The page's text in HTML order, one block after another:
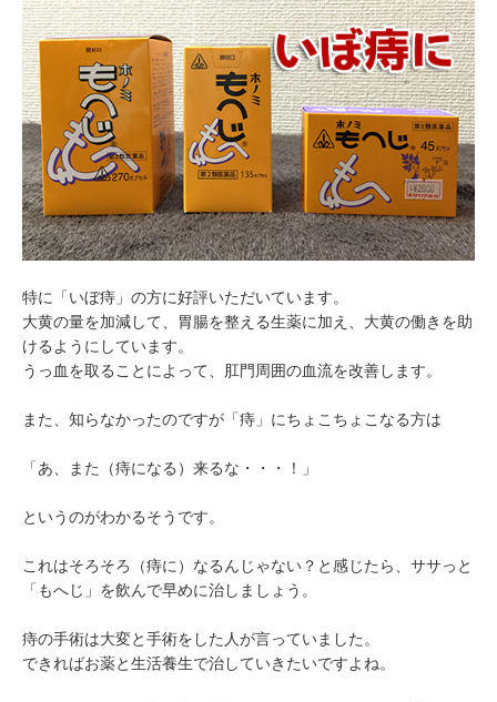
特に「いぼ痔」の方に好評いただいています。
大黄の量を加減して、胃腸を整える生薬に加え、大黄の働きを助
けるようにしています。
うっ血を取ることによって、肛門周囲の血流を改善します。
また、知らなかったのですが「痔」にちょこちょこなる方は
「あ、また（痔になる）来るな・・・！」
というのがわかるそうです。
これはそろそろ（痔に）なるんじゃない？と感じたら、ササっと
「もへじ」を飲んで早めに治しましょう。
痔の手術は大変と手術をした人が言っていました。
できればお薬と生活養生で治していきたいですよね。